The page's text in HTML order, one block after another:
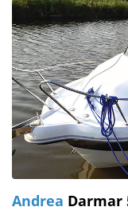
Andrea Darmar